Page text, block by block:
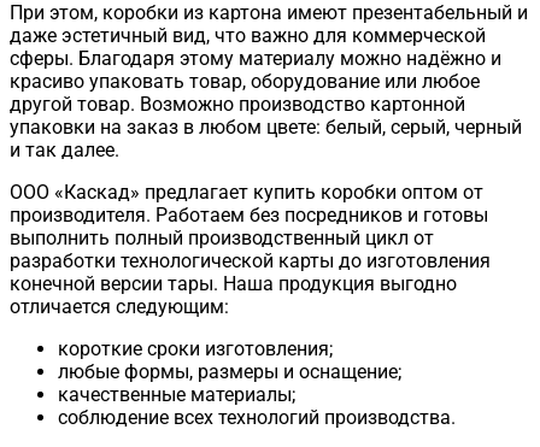
При этом, коробки из картона имеют презентабельный и
даже эстетичный вид, что важно для коммерческой
сферы. Благодаря этому материалу можно надёжно и
красиво упаковать товар, оборудование или любое
другой товар. Возможно производство картонной
упаковки на заказ в любом цвете: белый, серый, черный
и так далее.
ООО «Каскад» предлагает купить коробки оптом от
производителя. Работаем без посредников и готовы
выполнить полный производственный цикл от
разработки технологической карты до изготовления
конечной версии тары. Наша продукция выгодно
отличается следующим:
короткие сроки изготовления;
любые формы, размеры и оснащение;
качественные материалы;
соблюдение всех технологий производства.